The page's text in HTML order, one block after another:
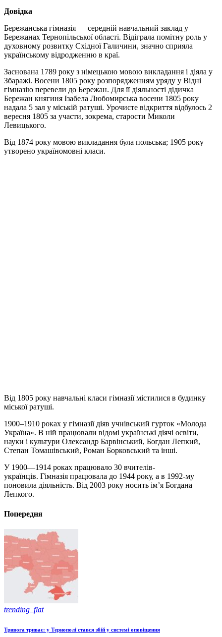
Довідка
Бережанська гімназія — середній навчальний заклад у
Бережанах Тернопільської області. Відіграла помітну роль у
духовному розвитку Східної Галичини, значно сприяла
українському відродженню в краї.
Заснована 1789 року з німецькою мовою викладання і діяла у
Збаражі. Восени 1805 року розпорядженням уряду у Відні
гімназію перевели до Бережан. Для її діяльності дідичка
Бережан княгиня Ізабела Любомирська восени 1805 року
надала 5 зал у міській ратуші. Урочисте відкриття відбулось 2
вересня 1805 за участи, зокрема, старости Миколи
Левицького.
Від 1874 року мовою викладання була польська; 1905 року
утворено україномовні класи.
Від 1805 року навчальні класи гімназії містилися в будинку
міської ратуші.
1900–1910 роках у гімназії діяв учнівський гурток «Молода
Україна». В ній працювали відомі українські діячі освіти,
науки і культури Олександр Барвінський, Богдан Лепкий,
Степан Томашівський, Роман Борковський та інші.
У 1900—1914 роках працювало 30 вчителів-
українців. Гімназія працювала до 1944 року, а в 1992-му
поновила діяльність. Від 2003 року носить ім’я Богдана
Лепкого.
Попередня
trending_flat
Тривога триває: у Тернополі стався збій у системі оповіщення